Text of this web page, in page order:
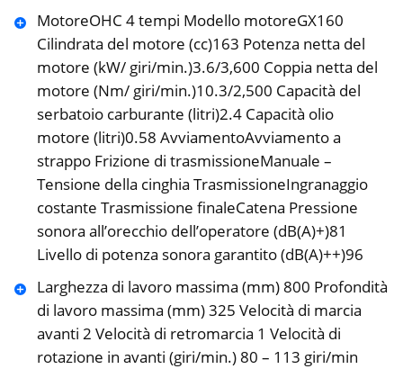
MotoreOHC 4 tempi Modello motoreGX160
Cilindrata del motore (cc)163 Potenza netta del
motore (kW/ giri/min.)3.6/3,600 Coppia netta del
motore (Nm/ giri/min.)10.3/2,500 Capacità del
serbatoio carburante (litri)2.4 Capacità olio
motore (litri)0.58 AvviamentoAvviamento a
strappo Frizione di trasmissioneManuale –
Tensione della cinghia TrasmissioneIngranaggio
costante Trasmissione finaleCatena Pressione
sonora all’orecchio dell’operatore (dB(A)+)81
Livello di potenza sonora garantito (dB(A)++)96
Larghezza di lavoro massima (mm) 800 Profondità
di lavoro massima (mm) 325 Velocità di marcia
avanti 2 Velocità di retromarcia 1 Velocità di
rotazione in avanti (giri/min.) 80 – 113 giri/min